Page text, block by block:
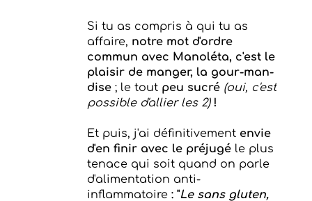
Si tu as compris à qui tu as
affaire, notre mot d'ordre
commun avec Manoléta, c'est le
plaisir de manger, la gour-man-
dise ; le tout peu sucré (oui, c'est
possible d'allier les 2)!
Et puis, j'ai définitivement envie
d'en finir avec le préjugé le plus
tenace qui soit quand on parle
d'alimentation anti-
inflammatoire : "Le sans gluten,